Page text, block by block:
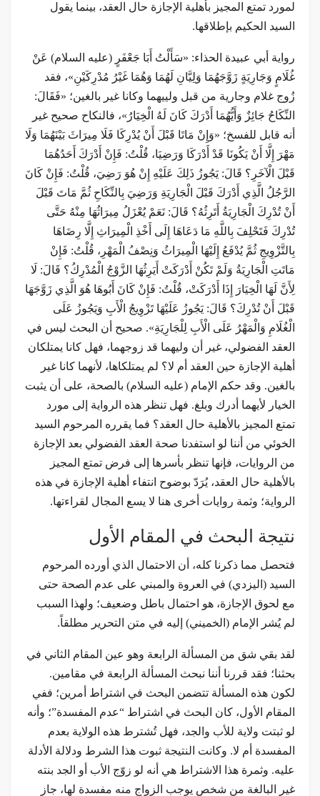
لمورد تمتع المجيز بأهلية الإجازة حال العقد، بينما يقول
السيد الحكيم بإطلاقها.
رواية أبي عبيدة الحذاء: «سَأَلْتُ أَبَا جَعْفَرٍ (عليه السلام) عَنْ
غُلَامٍ وَجَارِيَةٍ زَوَّجَهُمَا وَلِيَّانِ لَهُمَا وَهُمَا غَيْرُ مُدْرِكَيْنِ»، فقد
زُوج غلام وجارية من قبل ولييهما وكانا غير بالغين؛ «فَقَالَ:
النِّكَاحُ جَائِزٌ وَأَيُّهُمَا أَدْرَكَ كَانَ لَهُ الْخِيَارُ»، فالنكاح صحيح غير
أنه قابل للفسخ؛ «وَإِنْ مَاتَا قَبْلَ أَنْ يُدْرِكَا فَلَا مِيرَاثَ بَيْنَهُمَا وَلَا
مَهْرَ إِلَّا أَنْ يَكُونَا قَدْ أَدْرَكَا وَرَضِيَا، قُلْتُ: فَإِنْ أَدْرَكَ أَحَدُهُمَا
قَبْلَ الْآخَرِ؟ قَالَ: يَجُوزُ ذَلِكَ عَلَيْهِ إِنْ هُوَ رَضِيَ، قُلْتُ: فَإِنْ كَانَ
الرَّجُلُ الَّذِي أَدْرَكَ قَبْلَ الْجَارِيَةِ وَرَضِيَ بِالنِّكَاحِ ثُمَّ مَاتَ قَبْلَ
أَنْ تُدْرِكَ الْجَارِيَةُ أَتَرِثُهُ؟ قَالَ: نَعَمْ يُعْزَلُ مِيرَاثُهَا مِنْهُ حَتَّى
تُدْرِكَ فَتَحْلِفَ بِاللَّهِ مَا دَعَاهَا إِلَى أَخْذِ الْمِيرَاثِ إِلَّا رِضَاهَا
بِالتَّزْوِيجِ ثُمَّ يُدْفَعُ إِلَيْهَا الْمِيرَاثُ وَنِصْفُ الْمَهْرِ، قُلْتُ: فَإِنْ
مَاتَتِ الْجَارِيَةُ وَلَمْ تَكُنْ أَدْرَكَتْ أَيَرِثُهَا الزَّوْجُ الْمُدْرِكُ؟ قَالَ: لَا
لِأَنَّ لَهَا الْخِيَارَ إِذَا أَدْرَكَتْ، قُلْتُ: فَإِنْ كَانَ أَبُوهَا هُوَ الَّذِي زَوَّجَهَا
قَبْلَ أَنْ تُدْرِكَ؟ قَالَ: يَجُوزُ عَلَيْهَا تَزْوِيجُ الْأَبِ وَيَجُوزُ عَلَى
الْغُلَامِ وَالْمَهْرُ عَلَى الْأَبِ لِلْجَارِيَةِ». صحيح أن البحث ليس في
العقد الفضولي، غير أن وليهما قد زوجهما، فهل كانا يمتلكان
أهلية الإجازة حين العقد أم لا؟ لم يمتلكاها، لأنهما كانا غير
بالغين. وقد حكم الإمام (عليه السلام) بالصحة، على أن يثبت
الخيار لأيهما أدرك وبلغ. فهل تنظر هذه الرواية إلى مورد
تمتع المجيز بالأهلية حال العقد؟ فما يقرره المرحوم السيد
الخوئي من أننا لو استفدنا صحة العقد الفضولي بعد الإجازة
من الروايات، فإنها تنظر بأسرها إلى فرض تمتع المجيز
بالأهلية حال العقد، يُرَدّ بوضوح انتفاء أهلية الإجازة في هذه
الرواية؛ وثمة روايات أخرى هنا لا يسع المجال لقراءتها.
نتيجة البحث في المقام الأول
فتحصل مما ذكرنا كله، أن الاحتمال الذي أورده المرحوم
السيد (اليزدي) في العروة والمبني على عدم الصحة حتى
مع لحوق الإجازة، هو احتمال باطل وضعيف؛ ولهذا السبب
لم يُشر الإمام (الخميني) إليه في متن التحرير مطلقاً.
لقد بقي شق من المسألة الرابعة وهو عين المقام الثاني في
بحثنا؛ فقد قررنا أننا نبحث المسألة الرابعة في مقامين.
لكون هذه المسألة تتضمن البحث في اشتراط أمرين؛ ففي
المقام الأول، كان البحث في اشتراط “عدم المفسدة”؛ وأنه
لو ثبتت ولاية للأب والجد، فهل تُشترط هذه الولاية بعدم
المفسدة أم لا. وكانت النتيجة ثبوت هذا الشرط ودلالة الأدلة
عليه. وثمرة هذا الاشتراط هي أنه لو زوّج الأب أو الجد بنته
غير البالغة من شخص يوجب الزواج منه مفسدة لها، جاز